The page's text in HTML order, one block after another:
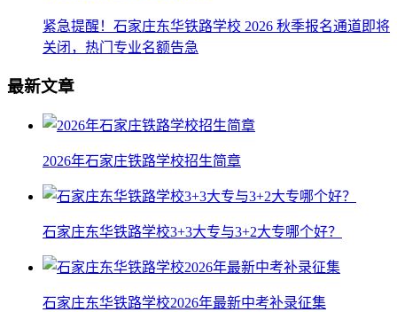
紧急提醒！石家庄东华铁路学校 2026 秋季报名通道即将
关闭，热门专业名额告急
最新文章
2026年石家庄铁路学校招生简章
石家庄东华铁路学校3+3大专与3+2大专哪个好？
石家庄东华铁路学校2026年最新中考补录征集